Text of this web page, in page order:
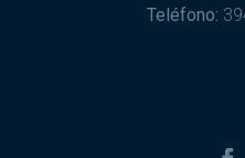
Teléfono: